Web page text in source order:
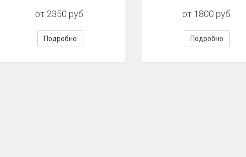
от 2350 руб.
Подробно
от 1800 руб.
Подробно